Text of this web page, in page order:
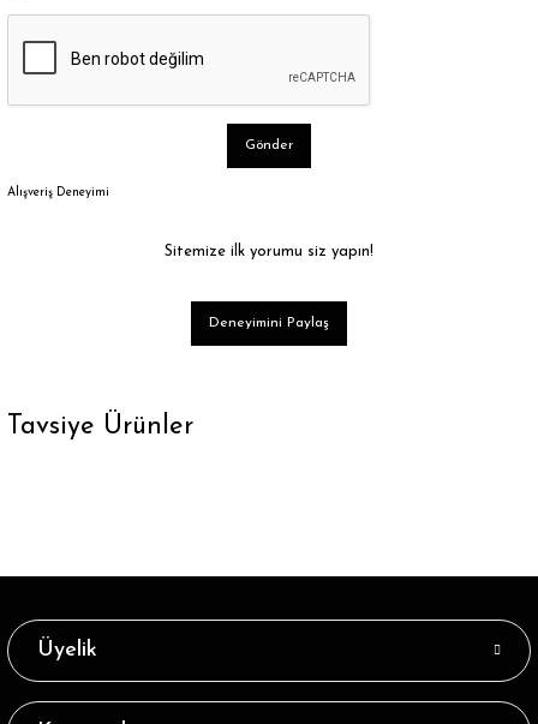
Gönder
Alışveriş Deneyimi
Sitemize ilk yorumu siz yapın!
Deneyimini Paylaş
Tavsiye Ürünler
Tükendi
Siyah Renk Simli Çorap Ella
21,89 ₺
Tükendi
21,89 ₺
Üyelik